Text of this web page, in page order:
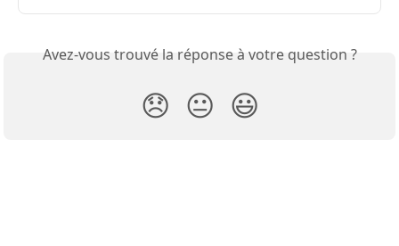
Avez-vous trouvé la réponse à votre question ?
😞 😐 😃